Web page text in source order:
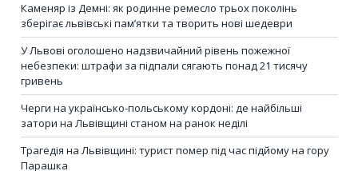
Каменяр із Демні: як родинне ремесло трьох поколінь
зберігає львівські пам’ятки та творить нові шедеври
У Львові оголошено надзвичайний рівень пожежної
небезпеки: штрафи за підпали сягають понад 21 тисячу
гривень
Черги на українсько-польському кордоні: де найбільші
затори на Львівщині станом на ранок неділі
Трагедія на Львівщині: турист помер під час підйому на гору
Парашка